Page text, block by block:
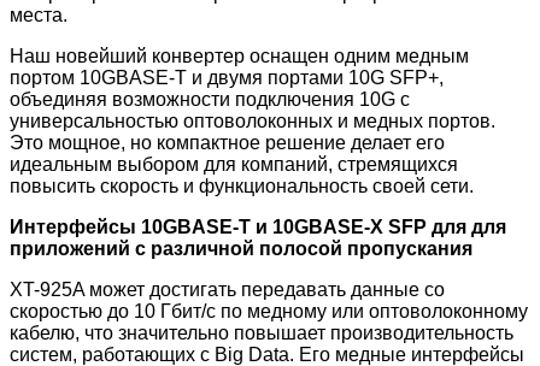
места.
Наш новейший конвертер оснащен одним медным
портом 10GBASE-T и двумя портами 10G SFP+,
объединяя возможности подключения 10G с
универсальностью оптоволоконных и медных портов.
Это мощное, но компактное решение делает его
идеальным выбором для компаний, стремящихся
повысить скорость и функциональность своей сети.
Интерфейсы 10GBASE-T и 10GBASE-X SFP для для
приложений с различной полосой пропускания
XT-925A может достигать передавать данные со
скоростью до 10 Гбит/с по медному или оптоволоконному
кабелю, что значительно повышает производительность
систем, работающих с Big Data. Его медные интерфейсы